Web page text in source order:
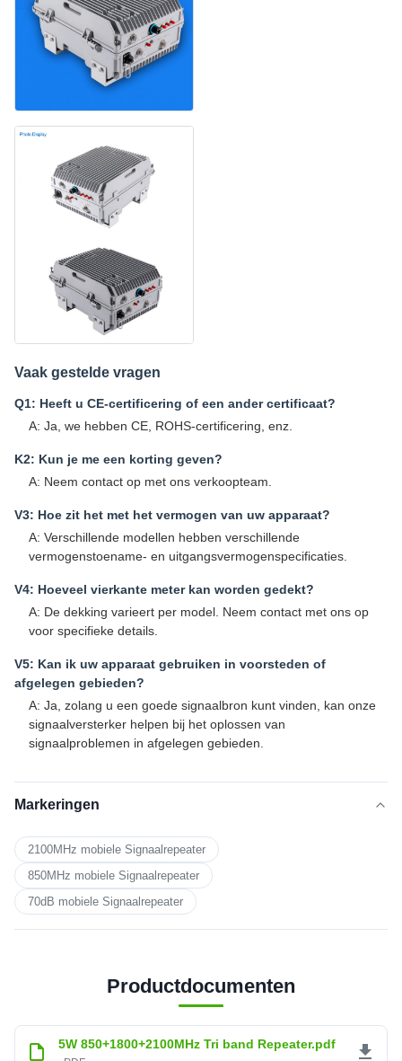
Vaak gestelde vragen
Q1: Heeft u CE-certificering of een ander certificaat?
A: Ja, we hebben CE, ROHS-certificering, enz.
K2: Kun je me een korting geven?
A: Neem contact op met ons verkoopteam.
V3: Hoe zit het met het vermogen van uw apparaat?
A: Verschillende modellen hebben verschillende
vermogenstoename- en uitgangsvermogenspecificaties.
V4: Hoeveel vierkante meter kan worden gedekt?
A: De dekking varieert per model. Neem contact met ons op
voor specifieke details.
V5: Kan ik uw apparaat gebruiken in voorsteden of
afgelegen gebieden?
A: Ja, zolang u een goede signaalbron kunt vinden, kan onze
signaalversterker helpen bij het oplossen van
signaalproblemen in afgelegen gebieden.
Markeringen
2100MHz mobiele Signaalrepeater
850MHz mobiele Signaalrepeater
70dB mobiele Signaalrepeater
Productdocumenten
5W 850+1800+2100MHz Tri band Repeater.pdf